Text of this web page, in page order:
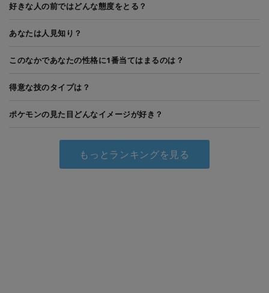
好きな人の前ではどんな態度をとる？
あなたは人見知り？
このなかであなたの性格に1番当てはまるのは？
得意な技のタイプは？
ポケモンの見た目どんなイメージが好き？
もっとランキングを見る